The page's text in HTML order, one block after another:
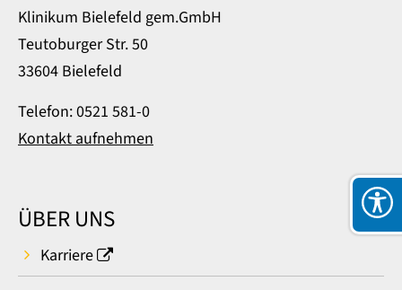
Klinikum Bielefeld gem.GmbH
Teutoburger Str. 50
33604 Bielefeld
Telefon: 0521 581-0
Kontakt aufnehmen
ÜBER UNS
Karriere